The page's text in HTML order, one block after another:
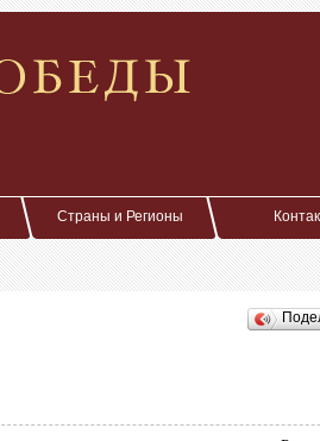
Страны и Регионы